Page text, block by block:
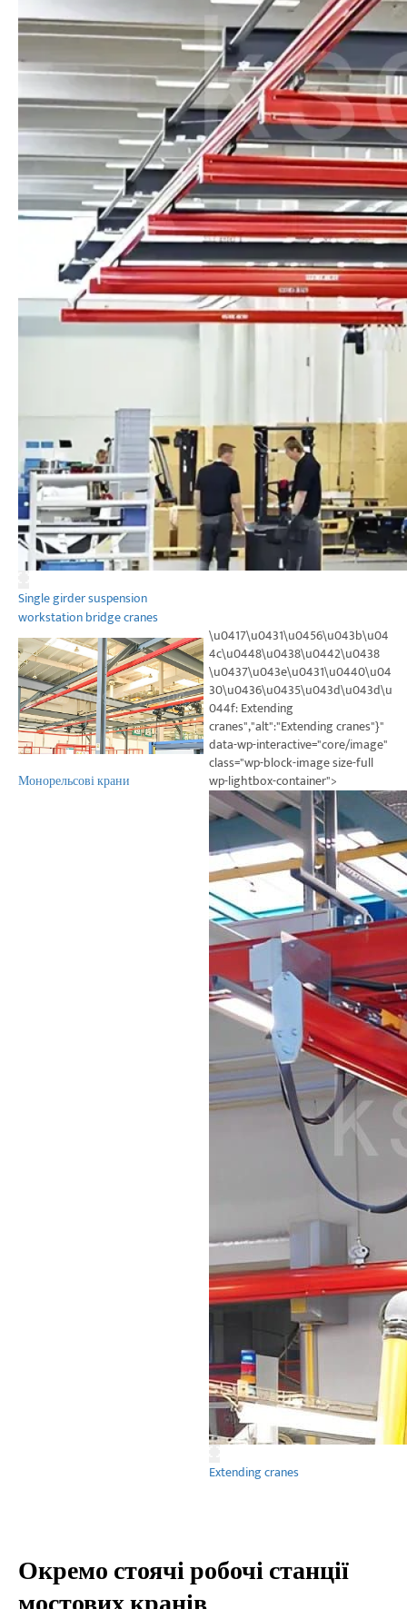
Single girder suspension
workstation bridge cranes
Монорельсові крани
\u0417\u0431\u0456\u043b\u04
4c\u0448\u0438\u0442\u0438
\u0437\u043e\u0431\u0440\u04
30\u0436\u0435\u043d\u043d\u
044f: Extending
cranes","alt":"Extending cranes"}"
data-wp-interactive="core/image"
class="wp-block-image size-full
wp-lightbox-container">
Extending cranes
Окремо стоячі робочі станції